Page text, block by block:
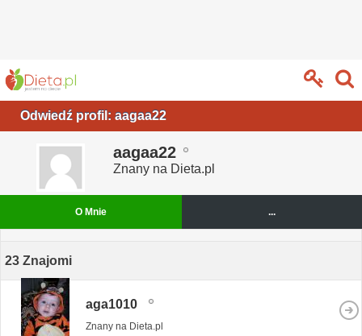
Odwiedź profil: aagaa22
aagaa22
Znany na Dieta.pl
O Mnie ...
23 Znajomi
aga1010
Znany na Dieta.pl